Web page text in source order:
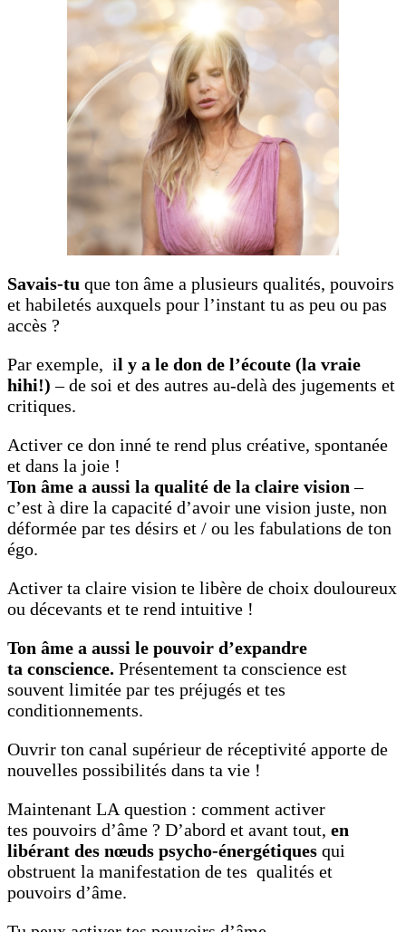
Savais-tu que ton âme a plusieurs qualités, pouvoirs
et habiletés auxquels pour l’instant tu as peu ou pas
accès ?
Par exemple, il y a le don de l’écoute (la vraie
hihi!) – de soi et des autres au-delà des jugements et
critiques.
Activer ce don inné te rend plus créative, spontanée
et dans la joie !
Ton âme a aussi la qualité de la claire vision–
c’est à dire la capacité d’avoir une vision juste, non
déformée par tes désirs et / ou les fabulations de ton
égo.
Activer ta claire vision te libère de choix douloureux
ou décevants et te rend intuitive !
Ton âme a aussi le pouvoir d’expandre
ta conscience. Présentement ta conscience est
souvent limitée par tes préjugés et tes
conditionnements.
Ouvrir ton canal supérieur de réceptivité apporte de
nouvelles possibilités dans ta vie !
Maintenant LA question : comment activer
tes pouvoirs d’âme ? D’abord et avant tout, en
libérant des nœuds psycho-énergétiques qui
obstruent la manifestation de tes qualités et
pouvoirs d’âme.